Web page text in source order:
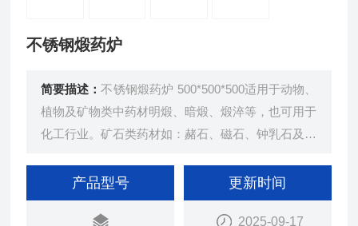
不锈钢煅药炉
简要描述：不锈钢煅药炉 500*500*500适用于动物、
植物及矿物类中药材明煅、暗煅、煅淬等，也可用于
化工行业。矿石类药材如：赭石、磁石、钟乳石及贝
煅药炉为推车式结构，具有装料方便，煅料多的特
点，控制系统采用LTDE程控功能，可设定煅制温度
与时间，适合低温，中温 ，高温煅药，以保证加工
产品型号 更新时间
2025-09-17